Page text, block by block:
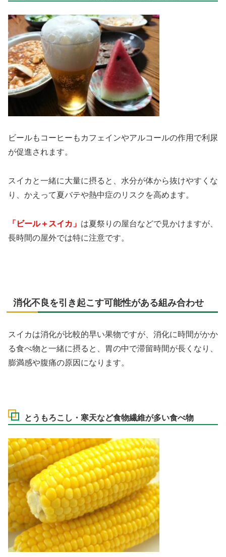
ビールもコーヒーもカフェインやアルコールの作用で利尿
が促進されます。
スイカと一緒に大量に摂ると、水分が体から抜けやすくな
り、かえって夏バテや熱中症のリスクを高めます。
「ビール＋スイカ」 は夏祭りの屋台などで見かけますが、
長時間の屋外では特に注意です。
消化不良を引き起こす可能性がある組み合わせ
スイカは消化が比較的早い果物ですが、消化に時間がかか
る食べ物と一緒に摂ると、胃の中で滞留時間が長くなり、
膨満感や腹痛の原因になります。
とうもろこし・寒天など食物繊維が多い食べ物